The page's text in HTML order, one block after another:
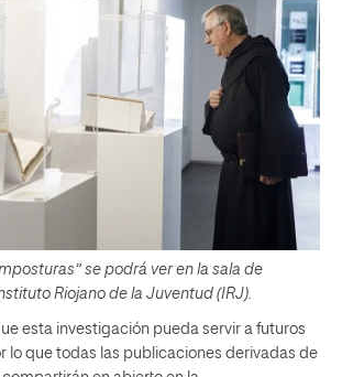
se podrá ver en la sala de
Riojano de la Juventud (IRJ).
esta investigación pueda servir a futuros
lo que todas las publicaciones derivadas de